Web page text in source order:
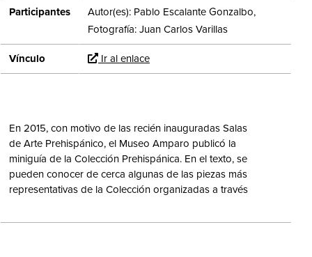
Participantes
Autor(es): Pablo Escalante Gonzalbo,
Fotografía: Juan Carlos Varillas
Vínculo Ir al enlace
En 2015, con motivo de las recién inauguradas Salas
de Arte Prehispánico, el Museo Amparo publicó la
miniguía de la Colección Prehispánica. En el texto, se
pueden conocer de cerca algunas de las piezas más
representativas de la Colección organizadas a través
mundo religioso, Cuerpos, rostros, personas; Sociedad